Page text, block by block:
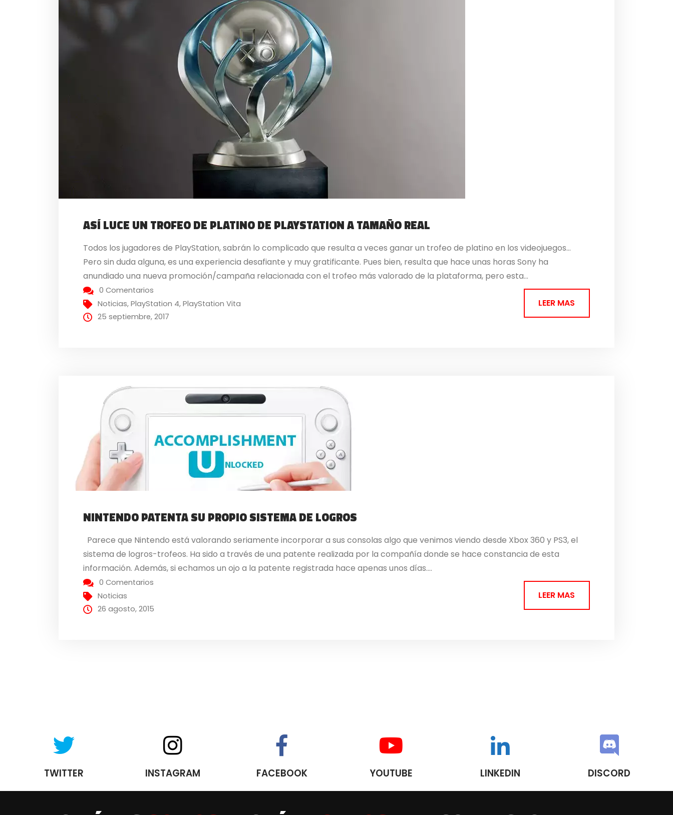
ASÍ LUCE UN TROFEO DE PLATINO DE PLAYSTATION A TAMAÑO REAL
Todos los jugadores de PlayStation, sabrán lo complicado que resulta a veces ganar un trofeo de platino en los videojuegos…
Pero sin duda alguna, es una experiencia desafiante y muy gratificante. Pues bien, resulta que hace unas horas Sony ha
anundiado una nueva promoción/campaña relacionada con el trofeo más valorado de la plataforma, pero esta...
0 Comentarios
Noticias,PlayStation 4,PlayStation Vita
25 septiembre, 2017
LEER MAS
NINTENDO PATENTA SU PROPIO SISTEMA DE LOGROS
Parece que Nintendo está valorando seriamente incorporar a sus consolas algo que venimos viendo desde Xbox 360 y PS3, el
sistema de logros-trofeos. Ha sido a través de una patente realizada por la compañía donde se hace constancia de esta
información. Además, si echamos un ojo a la patente registrada hace apenas unos días....
0 Comentarios
Noticias
26 agosto, 2015
LEER MAS
TWITTER INSTAGRAM FACEBOOK YOUTUBE LINKEDIN DISCORD